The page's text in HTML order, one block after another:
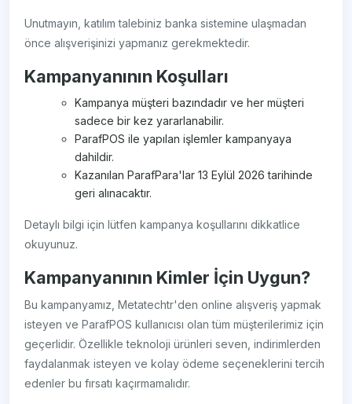
Unutmayın, katılım talebiniz banka sistemine ulaşmadan
önce alışverişinizi yapmanız gerekmektedir.
Kampanyanının Koşulları
Kampanya müşteri bazındadır ve her müşteri
sadece bir kez yararlanabilir.
ParafPOS ile yapılan işlemler kampanyaya
dahildir.
Kazanılan ParafPara'lar 13 Eylül 2026 tarihinde
geri alınacaktır.
Detaylı bilgi için lütfen kampanya koşullarını dikkatlice
okuyunuz.
Kampanyanının Kimler İçin Uygun?
Bu kampanyamız, Metatechtr'den online alışveriş yapmak
isteyen ve ParafPOS kullanıcısı olan tüm müşterilerimiz için
geçerlidir. Özellikle teknoloji ürünleri seven, indirimlerden
faydalanmak isteyen ve kolay ödeme seçeneklerini tercih
edenler bu fırsatı kaçırmamalıdır.